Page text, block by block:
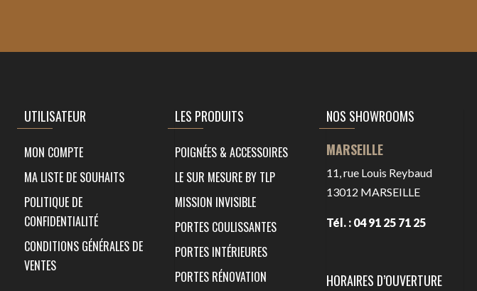
UTILISATEUR
MON COMPTE
MA LISTE DE SOUHAITS
POLITIQUE DE
CONFIDENTIALITÉ
CONDITIONS GÉNÉRALES DE
VENTES
LES PRODUITS
POIGNÉES & ACCESSOIRES
LE SUR MESURE BY TLP
MISSION INVISIBLE
PORTES COULISSANTES
PORTES INTÉRIEURES
PORTES RÉNOVATION
NOS SHOWROOMS
MARSEILLE
11, rue Louis Reybaud
13012 MARSEILLE
Tél. : 04 91 25 71 25
HORAIRES D’OUVERTURE